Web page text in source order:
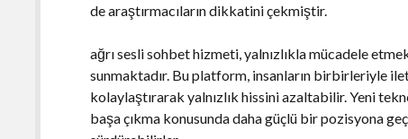
de araştırmacıların dikkatini çekmiştir.
ağrı sesli sohbet hizmeti, yalnızlıkla mücadele
sunmaktadır. Bu platform, insanların birbirleriyle
kolaylaştırarak yalnızlık hissini azaltabilir. Yeni
başa çıkma konusunda daha güçlü bir pozisyona